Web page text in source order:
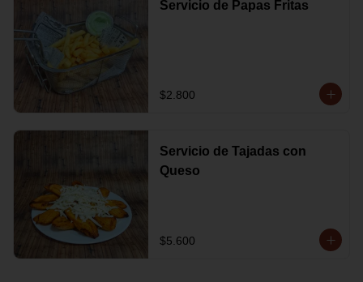
Servicio de Papas Fritas
$2.800
Servicio de Tajadas con
Queso
$5.600